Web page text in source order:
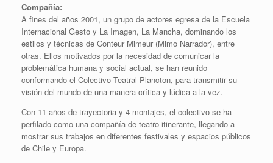
Compañía:
A fines del años 2001, un grupo de actores egresa de la Escuela
Internacional Gesto y La Imagen, La Mancha, dominando los
estilos y técnicas de Conteur Mimeur (Mimo Narrador), entre
otras. Ellos motivados por la necesidad de comunicar la
problemática humana y social actual, se han reunido
conformando el Colectivo Teatral Plancton, para transmitir su
visión del mundo de una manera crítica y lúdica a la vez.
Con 11 años de trayectoria y 4 montajes, el colectivo se ha
perfilado como una compañía de teatro itinerante, llegando a
mostrar sus trabajos en diferentes festivales y espacios públicos
de Chile y Europa.